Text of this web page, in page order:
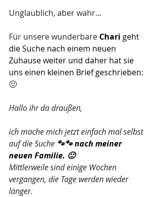
Unglaublich, aber wahr...
Für unsere wunderbare Chari geht
die Suche nach einem neuen
Zuhause weiter und daher hat sie
uns einen kleinen Brief geschrieben:
🙂
Hallo ihr da draußen,
ich mache mich jetzt einfach mal selbst
auf die Suche 🐾🐾 nach meiner
neuen Familie. 🙂
Mittlerweile sind einige Wochen
vergangen, die Tage werden wieder
länger.